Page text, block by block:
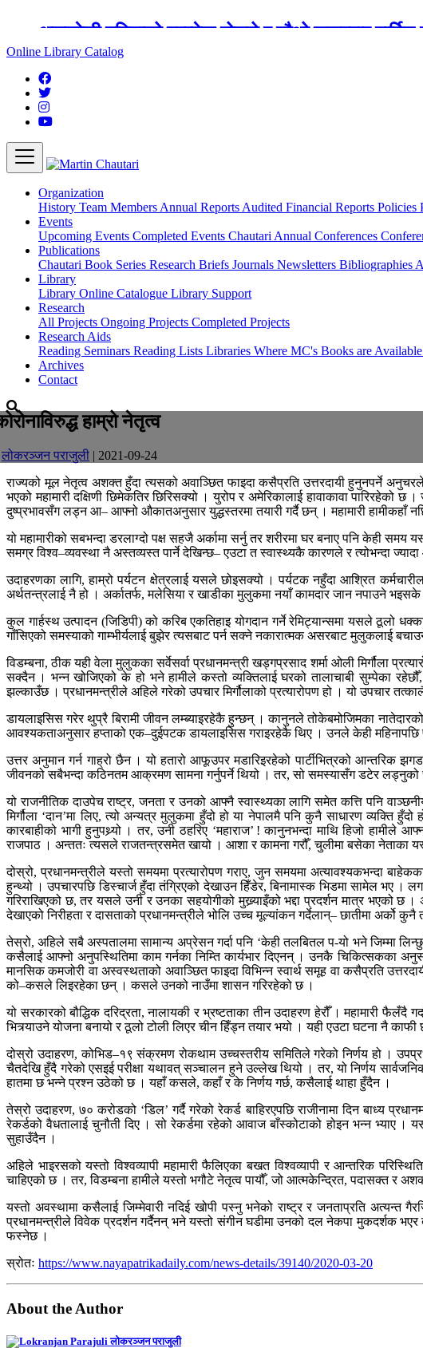
अङ्ग्रेजी महिनाको प्रत्येक दोस्रो र चौथो शुक्रबार
Online Library Catalog
Organization
History Team Members Annual Reports Audited Financial Reports Policies
Events
Upcoming Events Completed Events Chautari Annual Conferences
Publications
Chautari Book Series Research Briefs Journals Newsletters Bibliographies
Library
Library Online Catalogue Library Support
Research
All Projects Ongoing Projects Completed Projects
Research Aids
Reading Seminars Reading Lists Libraries Where MC's Books are Available
Archives
Contact
हाम्रो नेतृत्व
लोकरञ्‍जन पराजुली | 2021-09-24
राज्यको मूल नेतृत्व अशक्त हुँदा त्यसको अवाञ्छित फाइदा कसैप्रति उत्तरदायी हुनुनपर्ने
भएको महामारी दक्षिणी छिमेकतिर छिरिसक्यो । युरोप र अमेरिकालाई हावाकावा
दुष्प्रभावसँग लड्न आ– आफ्नो औकातअनुसार युद्धस्तरमा तयारी गर्दै छन् । महामारी हामीकहाँ
यो महामारीको सबभन्दा डरलाग्दो पक्ष सहजै अर्कामा सर्नु तर शरीरमा घर बनाए पनि केही
समग्र विश्व–व्यवस्था नै अस्तव्यस्त पार्ने देखिन्छ– एउटा त स्वास्थ्यकै कारणले र त्योभन्दा
उदाहरणका लागि, हाम्रो पर्यटन क्षेत्रलाई यसले छोइसक्यो । पर्यटक नहुँदा आश्रित
अर्थतन्त्रलाई नै हो । अर्कातर्फ, मलेसिया र खाडीका मुलुकमा नयाँ कामदार जान नपाउने
कुल गार्हस्थ उत्पादन (जिडिपी) को करिब एकतिहाइ योगदान गर्ने रेमिट्यान्समा यसले ठूलो
गाँसिएको समस्याको गाम्भीर्यलाई बुझेर त्यसबाट पर्न सक्ने नकारात्मक असरबाट मुलुकलाई
विडम्बना, ठीक यही वेला मुलुकका सर्वेसर्वा प्रधानमन्त्री खड्गप्रसाद शर्मा ओली मिर्गौला
सक्दैन । भन्न खोजिएको के हो भने हामीले कस्तो व्यक्तिलाई घरको तालाचाबी सुम्पेका
झल्काउँछ । प्रधानमन्त्रीले अहिले गरेको उपचार मिर्गौलाको प्रत्यारोपण हो । यो उपचार
डायलाइसिस गरेर थुप्रै बिरामी जीवन लम्ब्याइरहेकै हुन्छन् । कानुनले तोकेबमोजिमका
आवश्यकताअनुसार हप्ताको एक–दुईपटक डायलाइसिस गराइरहेकै थिए । उनले केही महिनापछि
उत्तर अनुमान गर्न गाह्रो छैन । यो हतारो आफूउपर मडारिइरहेको पार्टीभित्रको आन्तरिक
जीवनको सबैभन्दा कठिनतम आक्रमण सामना गर्नुपर्ने थियो । तर, सो समस्यासँग डटेर लड्नुको
यो राजनीतिक दाउपेच राष्ट्र, जनता र उनको आफ्नै स्वास्थ्यका लागि समेत कत्ति पनि
मिर्गौला ‘दान’मा लिए, त्यो अन्यत्र मुलुकमा हुँदो हो या नेपालमै पनि कुनै साधारण व्यक्ति
कारबाहीको भागी हुनुपथ्र्यो । तर, उनी ठहरिए ‘महाराज’ ! कानुनभन्दा माथि हिजो हामीले
राजपाठ । अन्ततः त्यसले राजतन्त्रसमेत खायो । आशा र कामना गरौँ, चुलीमा बसेका नेताका
दोस्रो, प्रधानमन्त्रीले यस्तो समयमा प्रत्यारोपण गराए, जुन समयमा अत्यावश्यकभन्दा
हुन्थ्यो । उपचारपछि डिस्चार्ज हुँदा तंग्रिएको देखाउन हिँडेर, बिनामास्क भिडमा सामेल
गरिराखिएको छ, तर यसले उनी र उनका सहयोगीको मुख्र्याइँको भद्दा प्रदर्शन मात्र भएको
देखाएको निरीहता र दासताको प्रधानमन्त्रीले भोलि उच्च मूल्यांकन गर्देलान्– छातीमा अर्को
तेस्रो, अहिले सबै अस्पतालमा सामान्य अप्रेसन गर्दा पनि ‘केही तलबितल प-यो भने जिम्मा
कसैलाई आफ्नो अनुपस्थितिमा काम गर्नका निम्ति कार्यभार दिएनन् । उनकै चिकित्सकका
मानसिक कमजोरी वा अस्वस्थताको अवाञ्छित फाइदा विभिन्न स्वार्थ समूह वा कसैप्रति
को–कसले लिइरहेका छन् । कसले उनको नाउँमा शासन गरिरहेको छ ।
यो सरकारको बौद्धिक दरिद्रता, नालायकी र भ्रष्टताका तीन उदाहरण हेरौँ । महामारी
भित्र्याउने योजना बनायो र ठूलो टोली लिएर चीन हिँड्न तयार भयो । यही एउटा घटना नै
दोस्रो उदाहरण, कोभिड–१९ संक्रमण रोकथाम उच्चस्तरीय समितिले गरेको निर्णय हो ।
चैतदेखि हुँदै गरेको एसइई परीक्षा यथावत् सञ्चालन हुने उल्लेख थियो । तर, यो निर्णय
हातमा छ भन्ने प्रश्न उठेको छ । यहाँ कसले, कहाँ र के निर्णय गर्छ, कसैलाई थाहा हुँदैन ।
तेस्रो उदाहरण, ७० करोडको ‘डिल’ गर्दै गरेको रेकर्ड बाहिरएपछि राजीनामा दिन बाध्य
रेकर्डको वैधतालाई चुनौती दिए । सो रेकर्डमा रहेको आवाज बाँस्कोटाको होइन भन्न
सुहाउँदैन ।
अहिले भाइरसको यस्तो विश्वव्यापी महामारी फैलिएका बखत विश्वव्यापी र आन्तरिक
चाहिएको छ । तर, विडम्बना हामीले यस्तो भगौटे नेतृत्व पायौँ, जो आत्मकेन्द्रित, पदासक्त र
यस्तो अवस्थामा कसैलाई जिम्मेवारी नदिई खोपी पस्नु भनेको राष्ट्र र जनताप्रति अत्यन्त
प्रधानमन्त्रीले विवेक प्रदर्शन गर्दैनन् भने यस्तो संगीन घडीमा उनको दल नेकपा मुकदर्शक
फस्नेछ ।
स्रोतः https://www.nayapatrikadaily.com/news-details/39140/2020-03-20
About the Author
लोकरञ्‍जन पराजुली